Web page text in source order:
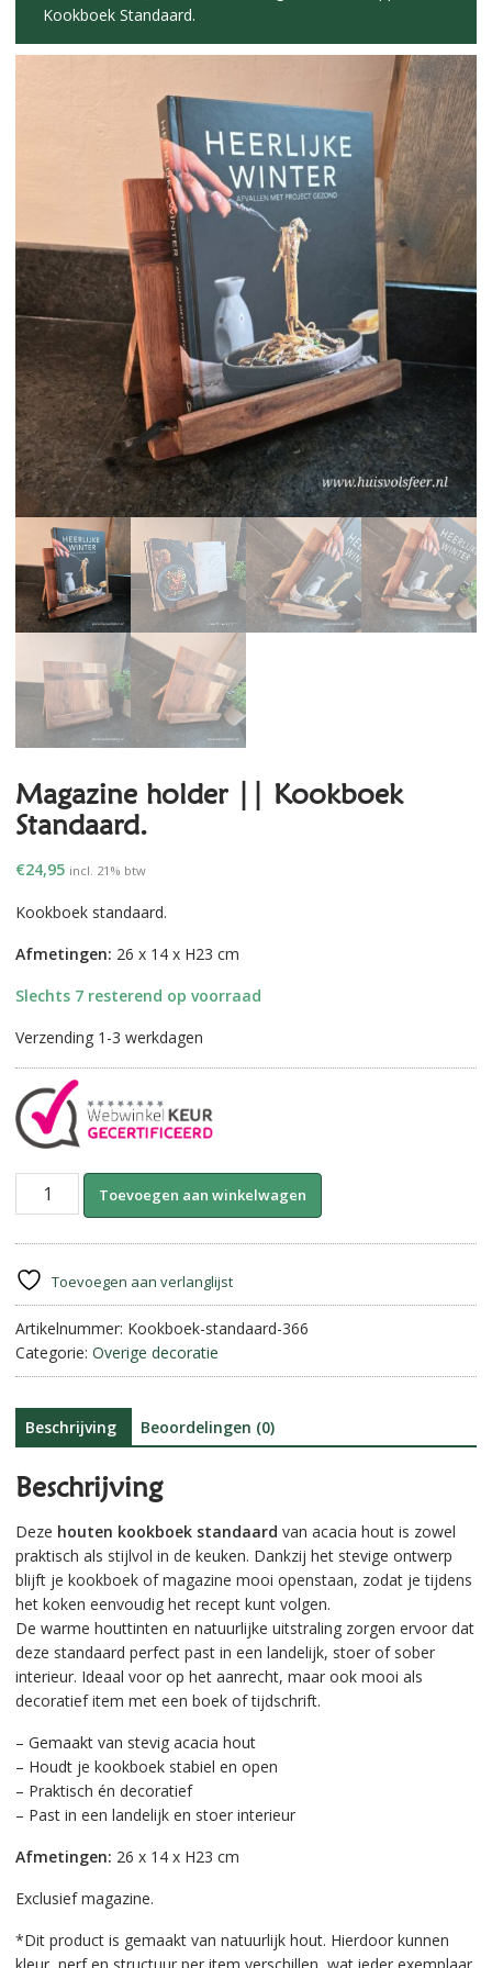
Kookboek Standaard.
Magazine holder || Kookboek
Standaard.
€24,95 incl. 21% btw
Kookboek standaard.
Afmetingen: 26 x 14 x H23 cm
Slechts 7 resterend op voorraad
Verzending 1-3 werkdagen
Magazine
holder
Standaard.
aantal
Toevoegen aan winkelwagen
n
i
:
Toevoegen aan verlanglijst
Artikelnummer: Kookboek-standaard-366
Categorie: Overige decoratie
Beschrijving Beoordelingen (0)
Beschrijving
Deze houten kookboek standaard van acacia hout is zowel
praktisch als stijlvol in de keuken. Dankzij het stevige ontwerp
blijft je kookboek of magazine mooi openstaan, zodat je tijdens
het koken eenvoudig het recept kunt volgen.
De warme houttinten en natuurlijke uitstraling zorgen ervoor dat
deze standaard perfect past in een landelijk, stoer of sober
interieur. Ideaal voor op het aanrecht, maar ook mooi als
decoratief item met een boek of tijdschrift.
– Gemaakt van stevig acacia hout
– Houdt je kookboek stabiel en open
– Praktisch én decoratief
– Past in een landelijk en stoer interieur
Afmetingen: 26 x 14 x H23 cm
Exclusief magazine.
*Dit product is gemaakt van natuurlijk hout. Hierdoor kunnen